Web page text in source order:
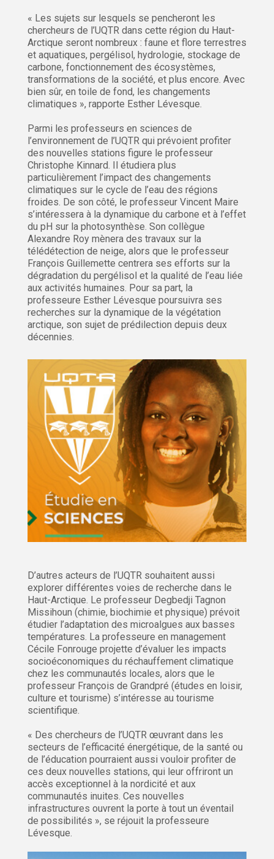
« Les sujets sur lesquels se pencheront les
chercheurs de l’UQTR dans cette région du Haut-
Arctique seront nombreux : faune et flore terrestres
et aquatiques, pergélisol, hydrologie, stockage de
carbone, fonctionnement des écosystèmes,
transformations de la société, et plus encore. Avec
bien sûr, en toile de fond, les changements
climatiques », rapporte Esther Lévesque.
Parmi les professeurs en sciences de
l’environnement de l’UQTR qui prévoient profiter
des nouvelles stations figure le professeur
Christophe Kinnard. Il étudiera plus
particulièrement l’impact des changements
climatiques sur le cycle de l’eau des régions
froides. De son côté, le professeur Vincent Maire
s’intéressera à la dynamique du carbone et à l’effet
du pH sur la photosynthèse. Son collègue
Alexandre Roy mènera des travaux sur la
télédétection de neige, alors que le professeur
François Guillemette centrera ses efforts sur la
dégradation du pergélisol et la qualité de l’eau liée
aux activités humaines. Pour sa part, la
professeure Esther Lévesque poursuivra ses
recherches sur la dynamique de la végétation
arctique, son sujet de prédilection depuis deux
décennies.
D’autres acteurs de l’UQTR souhaitent aussi
explorer différentes voies de recherche dans le
Haut-Arctique. Le professeur Degbedji Tagnon
Missihoun (chimie, biochimie et physique) prévoit
étudier l’adaptation des microalgues aux basses
températures. La professeure en management
Cécile Fonrouge projette d’évaluer les impacts
socioéconomiques du réchauffement climatique
chez les communautés locales, alors que le
professeur François de Grandpré (études en loisir,
culture et tourisme) s’intéresse au tourisme
scientifique.
« Des chercheurs de l’UQTR œuvrant dans les
secteurs de l’efficacité énergétique, de la santé ou
de l’éducation pourraient aussi vouloir profiter de
ces deux nouvelles stations, qui leur offriront un
accès exceptionnel à la nordicité et aux
communautés inuites. Ces nouvelles
infrastructures ouvrent la porte à tout un éventail
de possibilités », se réjouit la professeure
Lévesque.